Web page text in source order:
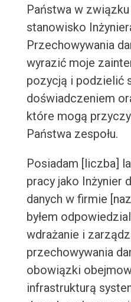
Państwa w
stanowisko
Przechowywania
wyrazić moje
pozycją i podzielić
doświadczeniem
które mogą
Państwa zespołu.
Posiadam [liczba]
pracy jako Inżynier
danych w firmie
byłem
wdrażanie i
przechowywania
obowiązki
infrastrukturą